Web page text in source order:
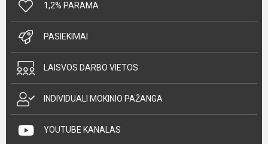
1,2% PARAMA
PASIEKIMAI
LAISVOS DARBO VIETOS
INDIVIDUALI MOKINIO PAŽANGA
YOUTUBE KANALAS